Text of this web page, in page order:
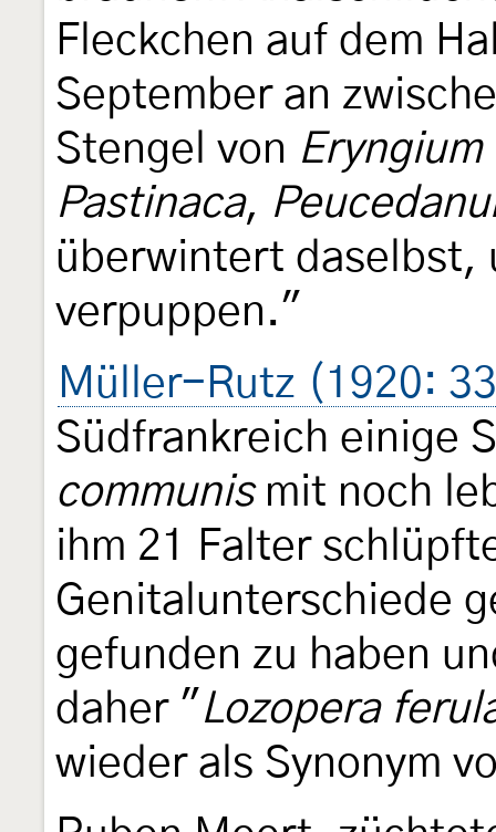
Fleckchen auf dem
September an
Stengel von
Pastinaca,
überwintert daselbst,
verpuppen."
Müller-Rutz (1920:
Südfrankreich einige
communismit noch
ihm 21 Falter
Genitalunterschiede
gefunden zu haben
daher " Lozopera
wieder als Synonym